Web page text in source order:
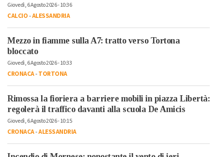
Giovedì, 6 Agosto 2026 - 10:36
CALCIO-ALESSANDRIA
Mezzo in fiamme sulla A7: tratto verso Tortona
bloccato
Giovedì, 6 Agosto 2026 - 10:33
CRONACA-TORTONA
Rimossa la fioriera a barriere mobili in piazza Libertà:
regolerà il traffico davanti alla scuola De Amicis
Giovedì, 6 Agosto 2026 - 10:15
CRONACA-ALESSANDRIA